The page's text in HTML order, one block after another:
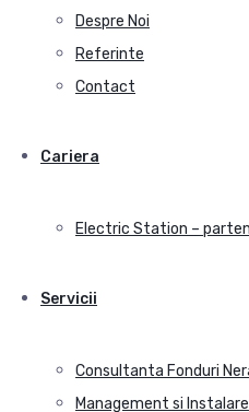
Despre Noi
Referinte
Contact
Cariera
Electric Station –
Servicii
Consultanta Fonduri
Management si Instalare